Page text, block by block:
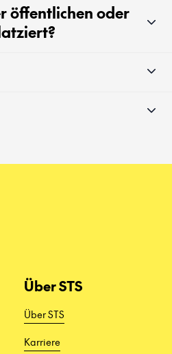
öffentlichen oder
Über STS
Über STS
Karriere